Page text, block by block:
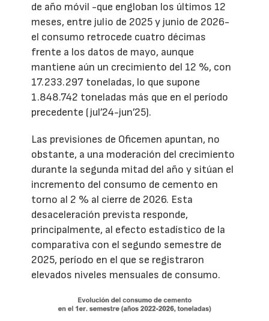
de año móvil -que engloban los últimos 12
meses, entre julio de 2025 y junio de 2026-
el consumo retrocede cuatro décimas
frente a los datos de mayo, aunque
mantiene aún un crecimiento del 12 %, con
17.233.297 toneladas, lo que supone
1.848.742 toneladas más que en el período
precedente (jul’24-jun’25).
Las previsiones de Oficemen apuntan, no
obstante, a una moderación del crecimiento
durante la segunda mitad del año y sitúan el
incremento del consumo de cemento en
torno al 2 % al cierre de 2026. Esta
desaceleración prevista responde,
principalmente, al efecto estadístico de la
comparativa con el segundo semestre de
2025, período en el que se registraron
elevados niveles mensuales de consumo.